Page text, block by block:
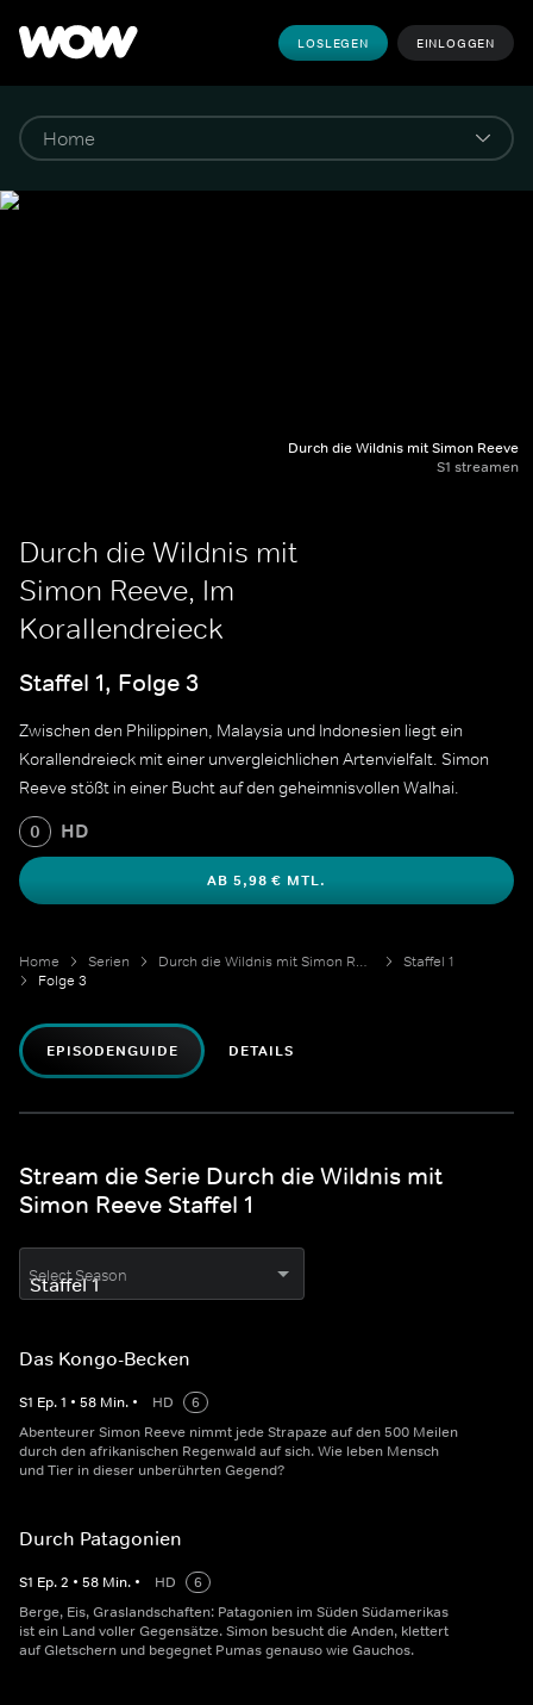
LOSLEGEN EINLOGGEN
Durch die Wildnis mit Simon Reeve
S1 streamen
Durch die Wildnis mit
Simon Reeve, Im
Korallendreieck
Staffel 1, Folge 3
Zwischen den Philippinen, Malaysia und Indonesien liegt ein
Korallendreieck mit einer unvergleichlichen Artenvielfalt. Simon
Reeve stößt in einer Bucht auf den geheimnisvollen Walhai.
0 HD
AB 5,98 € MTL.
Home Serien Durch die Wildnis mit Simon Reeve
Staffel 1
Folge 3
EPISODENGUIDE DETAILS
Stream die Serie Durch die Wildnis mit
Simon Reeve Staffel 1
Select Season
Das Kongo-Becken
S1 Ep.1 • 58 Min. • HD
6
Abenteurer Simon Reeve nimmt jede Strapaze auf den 500 Meilen
durch den afrikanischen Regenwald auf sich. Wie leben Mensch
und Tier in dieser unberührten Gegend?
Durch Patagonien
S1 Ep.2 • 58 Min. • HD
6
Berge, Eis, Graslandschaften: Patagonien im Süden Südamerikas
ist ein Land voller Gegensätze. Simon besucht die Anden, klettert
auf Gletschern und begegnet Pumas genauso wie Gauchos.